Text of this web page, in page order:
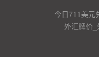
今日711美元
外汇牌价